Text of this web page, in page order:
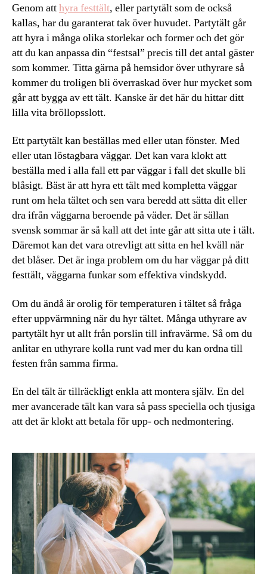
Genom atthyra festtält, eller partytält som de också
kallas, har du garanterat tak över huvudet. Partytält går
att hyra i många olika storlekar och former och det gör
att du kan anpassa din “festsal” precis till det antal gäster
som kommer. Titta gärna på hemsidor över uthyrare så
kommer du troligen bli överraskad över hur mycket som
går att bygga av ett tält. Kanske är det här du hittar ditt
lilla vita bröllopsslott.
Ett partytält kan beställas med eller utan fönster. Med
eller utan löstagbara väggar. Det kan vara klokt att
beställa med i alla fall ett par väggar i fall det skulle bli
blåsigt. Bäst är att hyra ett tält med kompletta väggar
runt om hela tältet och sen vara beredd att sätta dit eller
dra ifrån väggarna beroende på väder. Det är sällan
svensk sommar är så kall att det inte går att sitta ute i tält.
Däremot kan det vara otrevligt att sitta en hel kväll när
det blåser. Det är inga problem om du har väggar på ditt
festtält, väggarna funkar som effektiva vindskydd.
Om du ändå är orolig för temperaturen i tältet så fråga
efter uppvärmning när du hyr tältet. Många uthyrare av
partytält hyr ut allt från porslin till infravärme. Så om du
anlitar en uthyrare kolla runt vad mer du kan ordna till
festen från samma firma.
En del tält är tillräckligt enkla att montera själv. En del
mer avancerade tält kan vara så pass speciella och tjusiga
att det är klokt att betala för upp- och nedmontering.